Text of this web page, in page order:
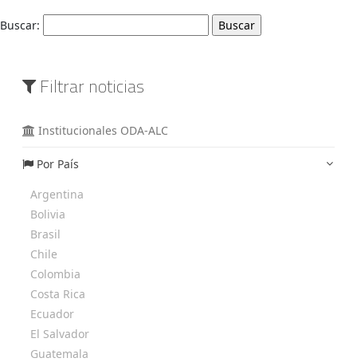
Buscar:
Filtrar noticias
Institucionales ODA-ALC
Por País
Argentina
Bolivia
Brasil
Chile
Colombia
Costa Rica
Ecuador
El Salvador
Guatemala